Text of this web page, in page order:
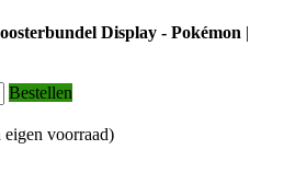
Display - Pokémon |
Bestellen
voorraad)